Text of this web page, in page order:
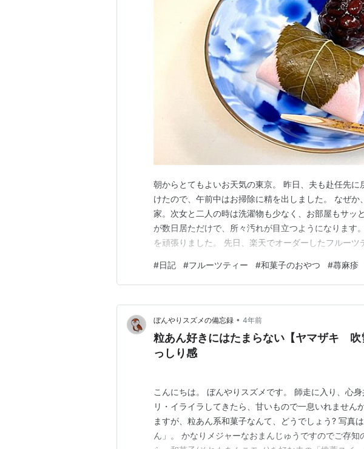
朝からとてもよいお天気の東京。 昨日、夫も赴任先
けたので、午前中はお掃除に精を出しました。 なぜ
家。次女と二人の時は洗濯物も少なく、お部屋もサッ
が数日居ただけで、所々汚れが目立つようになります
を頑張りました。 先日、楽天でオーダーしたフルーツ
なんとアメリカから発送されていました。CELESTIAL
ティー。以前は海外物を取り扱うスーパーなら、簡単
#日記 #フルーツティー #和菓子のおやつ #蕁麻疹
ぼんやりスズメの備忘録 • 4年前
粒あん好きにはたまらない【ヤマザキ 吹
っしり感
こんにちは。 ぼんやりスズメです。 師走に入り、心
リ・イライラしてきたら、甘いもので一息いれません
ますが、粒あん系和菓子なんて、どうでしょう? 写真
ん」。 かなりメジャーなおまんじゅうですのでご存知